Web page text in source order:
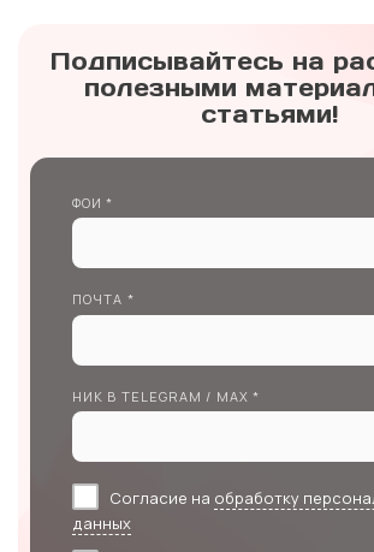
Подписывайтесь на
полезными
статьями!
ФОИ *
ПОЧТА *
НИК В TELEGRAM / MAX *
Согласие на обработку
данных